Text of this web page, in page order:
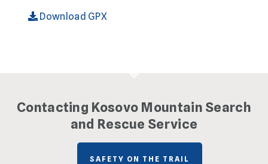
Download GPX
Contacting Kosovo Mountain Search
and Rescue Service
SAFETY ON THE TRAIL